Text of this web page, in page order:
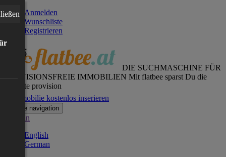
Anmelden
Wunschliste
Registrieren
DIE SUCHMASCHINE FÜR
PROVISIONSFREIE IMMOBILIEN Mit flatbee sparst Du die
gesamte provision
Immobilie kostenlos inserieren
Toggle navigation
German
English
German